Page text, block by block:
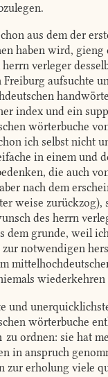
aus dem der
haben wird,
verleger
Freiburg aufsuchte
index und ein
wörterbuche
ich selbst nicht
in einem und
die auch
nach dem
weise zurückzog),
des herrn
dem grunde, weil
notwendigen
wiederkehren
und
wörterbuche
zu ordnen: sie hat
in anspruch
zur erholung viele